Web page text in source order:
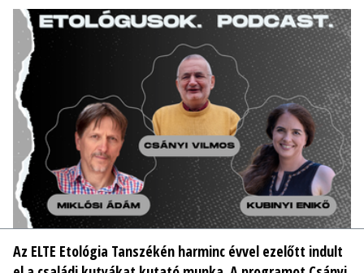
Az ELTE Etológia Tanszékén harminc évvel ezelőtt indult